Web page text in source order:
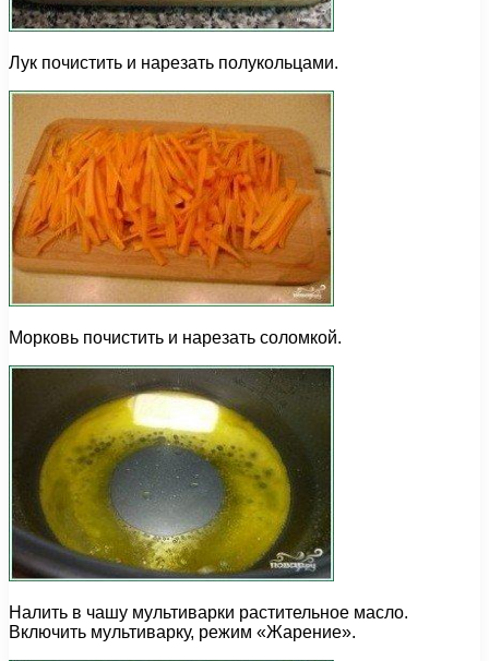
Лук почистить и нарезать полукольцами.
Морковь почистить и нарезать соломкой.
Налить в чашу мультиварки растительное масло.
Включить мультиварку, режим «Жарение».